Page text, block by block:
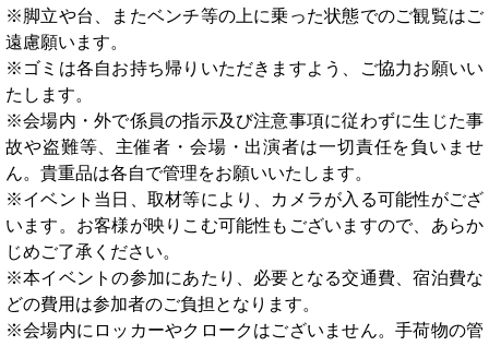
※脚立や台、またベンチ等の上に乗った状態でのご観覧はご
遠慮願います。
※ゴミは各自お持ち帰りいただきますよう、ご協力お願いい
たします。
※会場内・外で係員の指示及び注意事項に従わずに生じた事
故や盗難等、主催者・会場・出演者は一切責任を負いませ
ん。貴重品は各自で管理をお願いいたします。
※イベント当日、取材等により、カメラが入る可能性がござ
います。お客様が映りこむ可能性もございますので、あらか
じめご了承ください。
※本イベントの参加にあたり、必要となる交通費、宿泊費な
どの費用は参加者のご負担となります。
※会場内にロッカーやクロークはございません。手荷物の管